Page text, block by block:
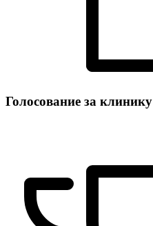
Голосование за клинику